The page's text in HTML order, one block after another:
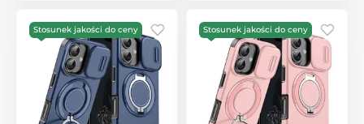
Stosunek jakości do ceny Stosunek jakości do ceny